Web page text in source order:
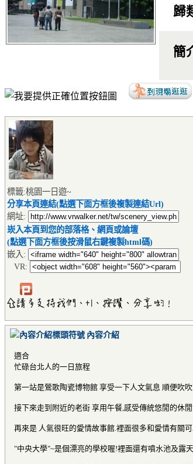
歸
簡
標籤:桃園一日遊~
分享本頁連結(點選下面方框後複製連結Url)
網址:
崁入本頁到您的部落格、網頁或論壇
(點選下面方框後按滑鼠右鍵複製html碼)
嵌入:
VR:
內容介紹
適合
忙碌台北人的一日旅程
第一站是鶯歌陶瓷博物館 享受一下人文氣息 順便吹
接下來走到附近的老街 享用午餐,感受傳統悠閒的休閒
再來是 人氣很旺的愛情故事館.裡面很多和愛情有關
"中央大學"~是個漂亮的學校喔!裡面還有噴水池及露